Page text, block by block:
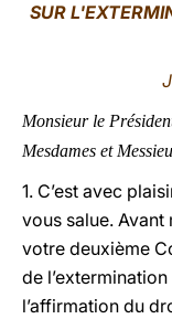
SUR
Monsieur le
Mesdames et
1. C’est avec
vous salue.
votre deuxième
de
l’affirmation du